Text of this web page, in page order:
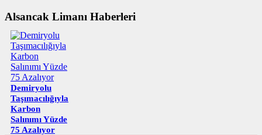
Alsancak Limanı Haberleri
Demiryolu
Taşımacılığıyla
Karbon
Salınımı Yüzde
75 Azalıyor